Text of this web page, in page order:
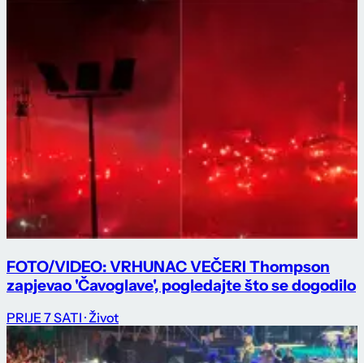
FOTO/VIDEO: VRHUNAC VEČERI Thompson
zapjevao 'Čavoglave', pogledajte što se dogodilo
PRIJE 7 SATI · Život